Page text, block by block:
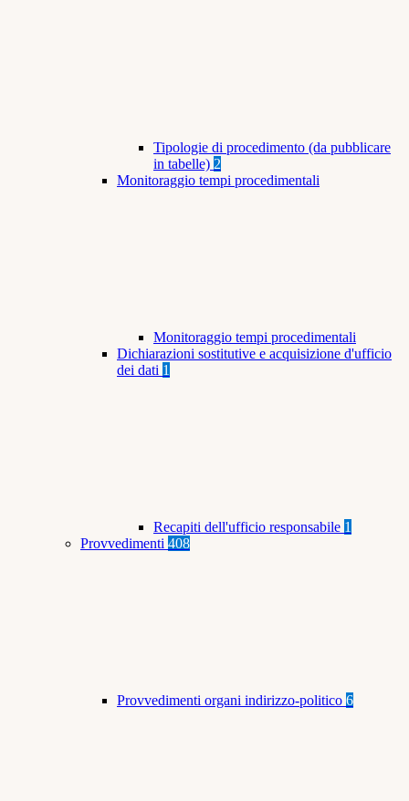
Tipologie di procedimento (da pubblicare
in tabelle) 2
Monitoraggio tempi procedimentali
Monitoraggio tempi procedimentali
Dichiarazioni sostitutive e acquisizione d'ufficio
dei dati 1
Recapiti dell'ufficio responsabile 1
Provvedimenti 408
Provvedimenti organi indirizzo-politico 6